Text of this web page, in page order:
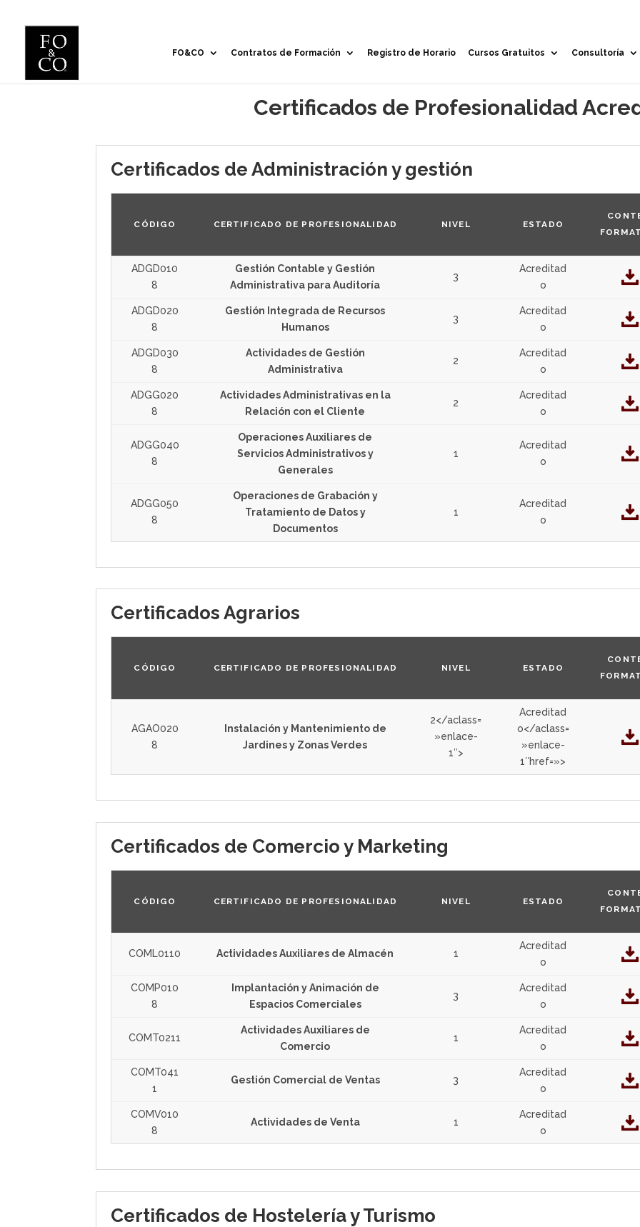
FO&CO Contratos de Formación Registro de Horario Cursos Gratuitos Consultoría
Certificados de Profesionalidad
Certificados de Administración y gestión
CÓDIGO CERTIFICADO DE PROFESIONALIDAD NIVEL ESTADO
ADGD010
8
Gestión Contable y Gestión
Administrativa para Auditoría
3
Acreditad
o
ADGD020
8
Gestión Integrada de Recursos
Humanos
3
Acreditad
o
ADGD030
8
Actividades de Gestión
Administrativa
2
Acreditad
o
ADGG020
8
Actividades Administrativas en la
Relación con el Cliente
2
Acreditad
o
ADGG040
8
Operaciones Auxiliares de
Servicios Administrativos y
Generales
1
Acreditad
o
ADGG050
8
Operaciones de Grabación y
Tratamiento de Datos y
Documentos
1
Acreditad
o
Certificados Agrarios
CÓDIGO CERTIFICADO DE PROFESIONALIDAD NIVEL ESTADO
AGAO020
8
Instalación y Mantenimiento de
Jardines y Zonas Verdes
2</aclass=
»enlace-
1″>
Acreditad
o</aclass=
»enlace-
1″href=»>
Certificados de Comercio y Marketing
CÓDIGO CERTIFICADO DE PROFESIONALIDAD NIVEL ESTADO
COML0110 Actividades Auxiliares de Almacén 1
Acreditad
o
COMP010
8
Implantación y Animación de
Espacios Comerciales
3
Acreditad
o
COMT0211
Actividades Auxiliares de
Comercio
1
Acreditad
o
COMT041
1
Gestión Comercial de Ventas 3
Acreditad
o
COMV010
8
Actividades de Venta 1
Acreditad
o
Certificados de Hostelería y Turismo